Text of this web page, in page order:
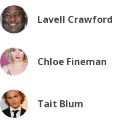
Lavell Crawford
Chloe Fineman
Tait Blum